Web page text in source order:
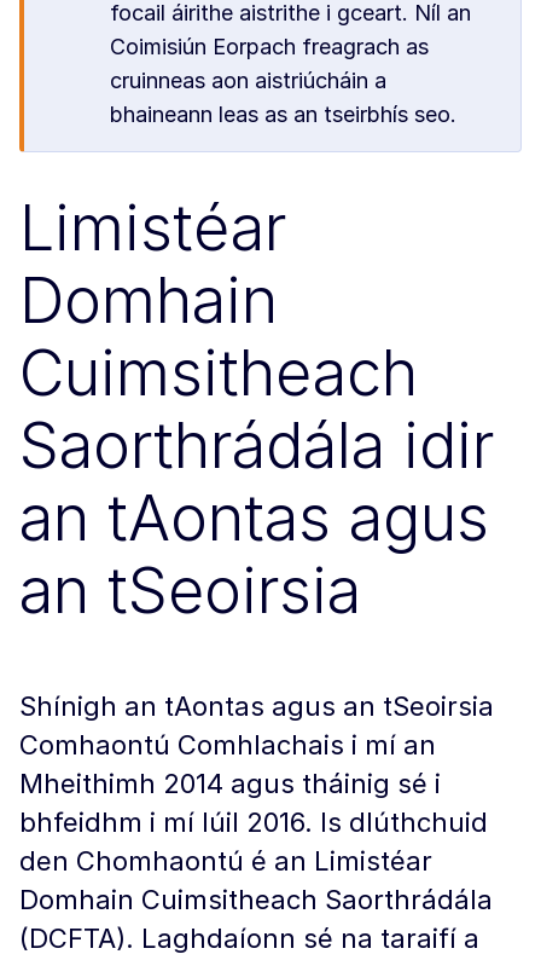
focail áirithe aistrithe i gceart. Níl an
Coimisiún Eorpach freagrach as
cruinneas aon aistriúcháin a
bhaineann leas as an tseirbhís seo.
Limistéar
Domhain
Cuimsitheach
Saorthrádála idir
an tAontas agus
an tSeoirsia
Shínigh an tAontas agus an tSeoirsia
Comhaontú Comhlachais i mí an
Mheithimh 2014 agus tháinig sé i
bhfeidhm i mí Iúil 2016. Is dlúthchuid
den Chomhaontú é an Limistéar
Domhain Cuimsitheach Saorthrádála
(DCFTA). Laghdaíonn sé na taraifí a